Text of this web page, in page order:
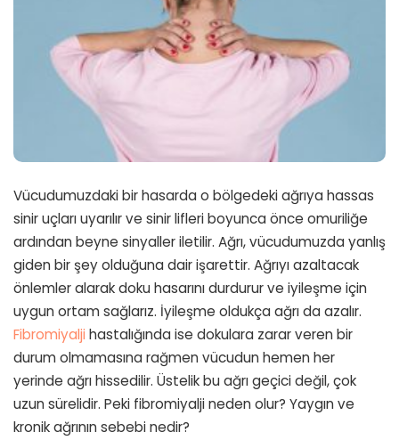
Vücudumuzdaki bir hasarda o bölgedeki ağrıya hassas
sinir uçları uyarılır ve sinir lifleri boyunca önce omuriliğe
ardından beyne sinyaller iletilir. Ağrı, vücudumuzda yanlış
giden bir şey olduğuna dair işarettir. Ağrıyı azaltacak
önlemler alarak doku hasarını durdurur ve iyileşme için
uygun ortam sağlarız. İyileşme oldukça ağrı da azalır.
Fibromiyalji hastalığında ise dokulara zarar veren bir
durum olmamasına rağmen vücudun hemen her
yerinde ağrı hissedilir. Üstelik bu ağrı geçici değil, çok
uzun sürelidir. Peki fibromiyalji neden olur? Yaygın ve
kronik ağrının sebebi nedir?